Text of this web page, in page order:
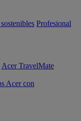
Profesional
Acer TravelMate
Acer con